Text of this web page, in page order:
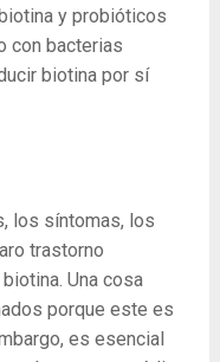
y probióticos
con bacterias
biotina por sí
los síntomas, los
trastorno
Una cosa
porque este es
es esencial